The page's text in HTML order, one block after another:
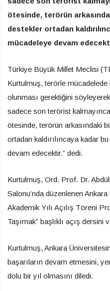
ötesinde, terörün
destekler ortadan
mücadeleye devam
Türkiye Büyük Millet Meclisi
Kurtulmuş, terörle
olunması gerektiğini
sadece son terörist
ötesinde, terörün arkasındaki
ortadan kaldırılıncaya kadar
devam edecektir.” dedi.
Kurtulmuş, Ord. Prof. Dr.
Salonu’nda düzenlenen
Akademik Yılı Açılış Töreni
Taşımak” başlıklı açış dersini
Kurtulmuş, Ankara
başarıların devam etmesini,
dolu bir yıl olmasını diledi.